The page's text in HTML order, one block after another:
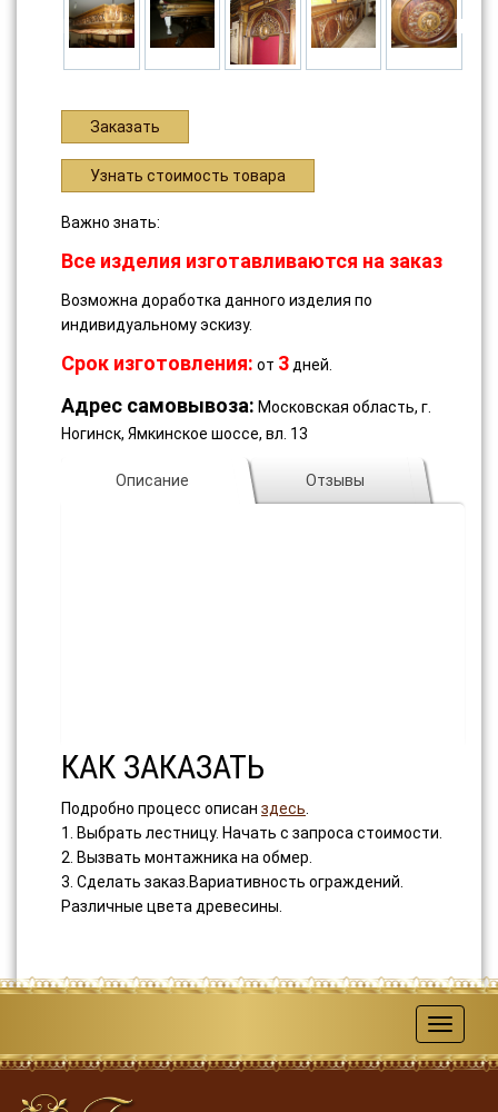
Заказать
Узнать стоимость товара
Важно знать:
Все изделия изготавливаются на заказ
Возможна доработка данного изделия по
индивидуальному эскизу.
Срок изготовления: от 3дней.
Адрес самовывоза: Московская область, г.
Ногинск, Ямкинское шоссе, вл. 13
Описание Отзывы
КАК ЗАКАЗАТЬ
Подробно процесс описан здесь
1. Выбрать лестницу. Начать с запроса стоимости.
2. Вызвать монтажника на обмер.
3. Сделать заказ.Вариативность ограждений.
Различные цвета древесины.
Меню